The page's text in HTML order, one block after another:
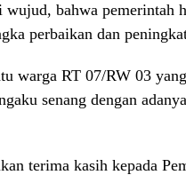
wujud, bahwa
perbaikan dan
warga RT 07/RW 03
senang dengan
terima kasih kepada